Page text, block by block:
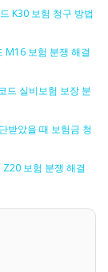
K30 보험 청구 방법
M16 보험 분쟁 해결
드 실비보험 보장 분
받았을 때 보험금 청
보험 분쟁 해결